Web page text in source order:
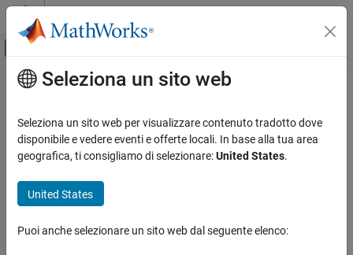
Vai al contenuto
Attiva/disattiva menu di navigazione
Pagina iniziale della documentazione
Contenuto principale
Seleziona un sito web
Seleziona un sito web per visualizzare contenuto tradotto dove
disponibile e vedere eventi e offerte locali. In base alla tua area
geografica, ti consigliamo di selezionare:United States.
United States
Puoi anche selezionare un sito web dal seguente elenco: